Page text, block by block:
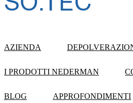
AZIENDA
I PRODOTTI NEDERMAN
BLOG APPROFONDIMENTI